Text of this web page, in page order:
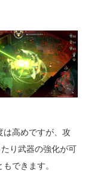
は高めですが、攻
り武器の強化が可
できます。